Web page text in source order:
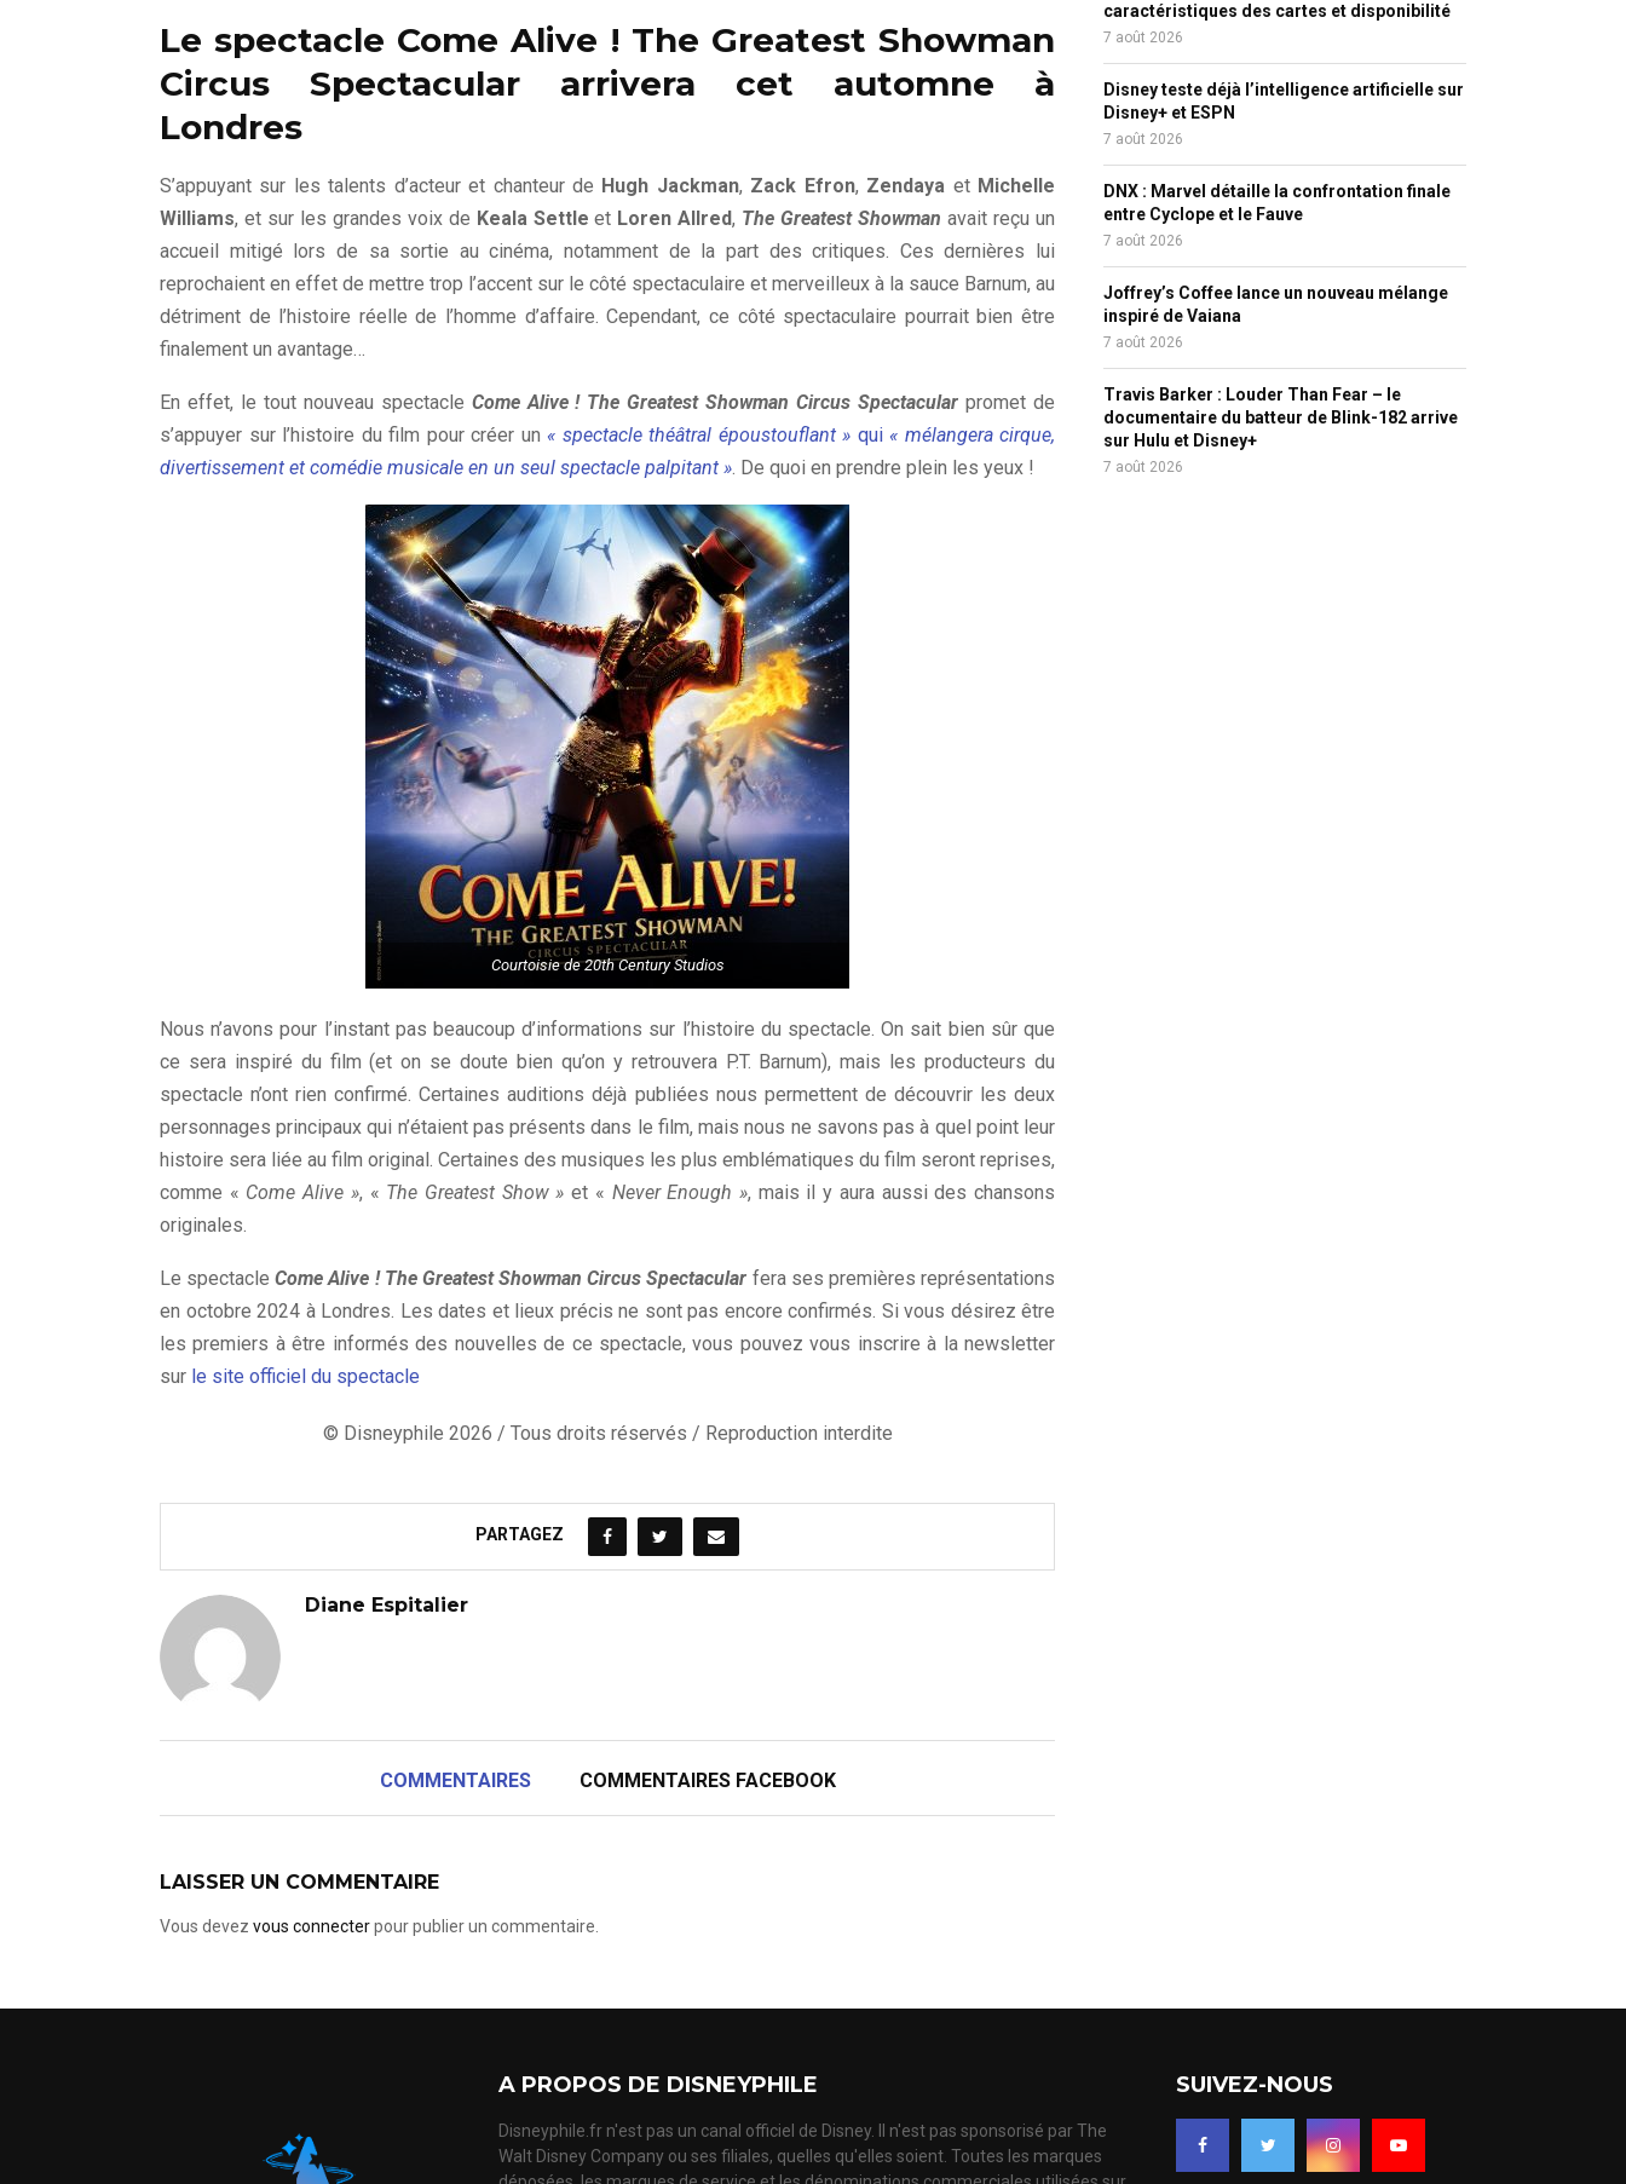
Le spectacle Come Alive ! The Greatest Showman
Circus Spectacular arrivera cet automne à
Londres
S’appuyant sur les talents d’acteur et chanteur de Hugh Jackman, Zack Efron, Zendaya et Michelle
Williams, et sur les grandes voix de Keala Settle et Loren Allred, The Greatest Showman avait reçu un
accueil mitigé lors de sa sortie au cinéma, notamment de la part des critiques. Ces dernières lui
reprochaient en effet de mettre trop l’accent sur le côté spectaculaire et merveilleux à la sauce Barnum, au
détriment de l’histoire réelle de l’homme d’affaire. Cependant, ce côté spectaculaire pourrait bien être
finalement un avantage…
En effet, le tout nouveau spectacle Come Alive ! The Greatest Showman Circus Spectacular promet de
s’appuyer sur l’histoire du film pour créer un « spectacle théâtral époustouflant » qui« mélangera cirque,
divertissement et comédie musicale en un seul spectacle palpitant ». De quoi en prendre plein les yeux !
Courtoisie de 20th Century Studios
Nous n’avons pour l’instant pas beaucoup d’informations sur l’histoire du spectacle. On sait bien sûr que
ce sera inspiré du film (et on se doute bien qu’on y retrouvera P.T. Barnum), mais les producteurs du
spectacle n’ont rien confirmé. Certaines auditions déjà publiées nous permettent de découvrir les deux
personnages principaux qui n’étaient pas présents dans le film, mais nous ne savons pas à quel point leur
histoire sera liée au film original. Certaines des musiques les plus emblématiques du film seront reprises,
comme « Come Alive », « The Greatest Show » et « Never Enough », mais il y aura aussi des chansons
originales.
Le spectacleCome Alive ! The Greatest Showman Circus Spectacular fera ses premières représentations
en octobre 2024 à Londres. Les dates et lieux précis ne sont pas encore confirmés. Si vous désirez être
les premiers à être informés des nouvelles de ce spectacle, vous pouvez vous inscrire à la newsletter
sur le site officiel du spectacle
© Disneyphile 2026 / Tous droits réservés / Reproduction interdite
PARTAGEZ
Diane Espitalier
COMMENTAIRES COMMENTAIRES FACEBOOK
LAISSER UN COMMENTAIRE
Vous devez vous connecterpour publier un commentaire.
caractéristiques des cartes et disponibilité
7 août 2026
Disney teste déjà l’intelligence artificielle sur
Disney+ et ESPN
7 août 2026
DNX : Marvel détaille la confrontation finale
entre Cyclope et le Fauve
7 août 2026
Joffrey’s Coffee lance un nouveau mélange
inspiré de Vaiana
7 août 2026
Travis Barker : Louder Than Fear – le
documentaire du batteur de Blink-182 arrive
sur Hulu et Disney+
7 août 2026
A PROPOS DE DISNEYPHILE
Disneyphile.fr n'est pas un canal officiel de Disney. Il n'est pas sponsorisé par The
Walt Disney Company ou ses filiales, quelles qu'elles soient. Toutes les marques
SUIVEZ-NOUS